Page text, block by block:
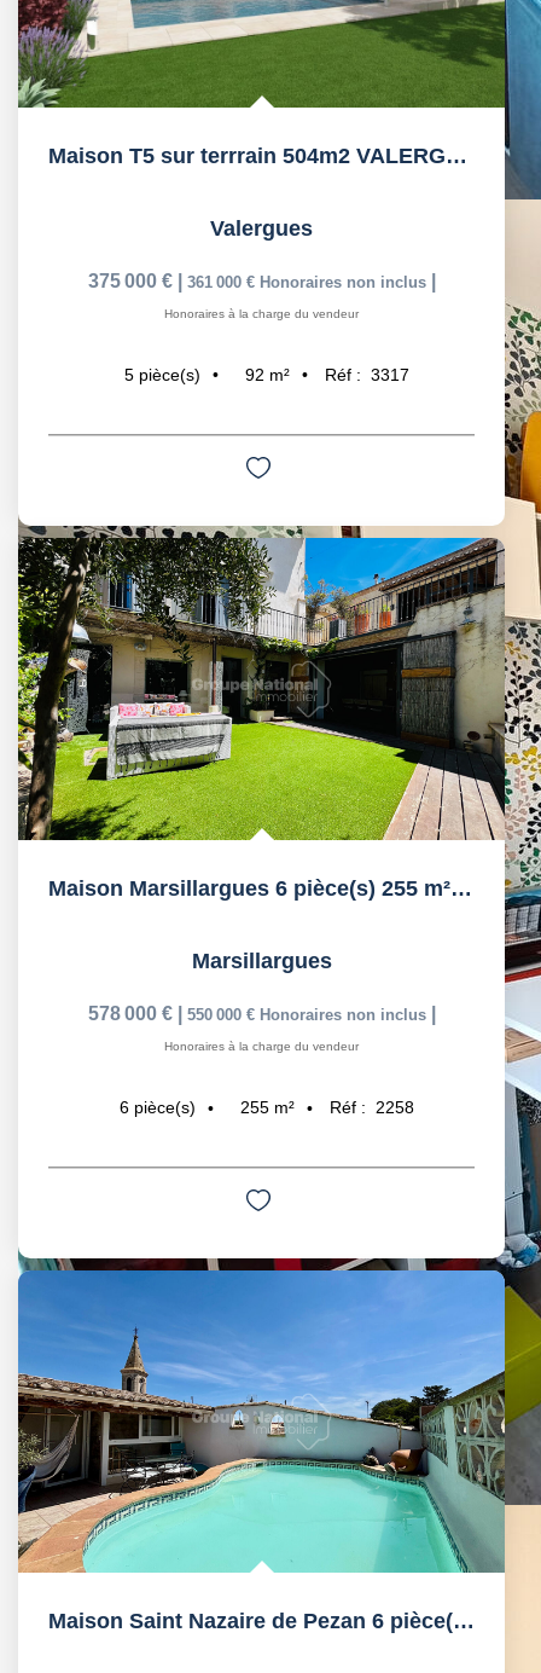
Maison T5 sur terrrain 504m2 VALERGUES
Valergues
375 000 € 361 000 € Honoraires non inclus
Honoraires à la charge du vendeur
5 pièce(s) 92 m² Réf : 3317
Maison Marsillargues 6 pièce(s) 255 m² + garage
Marsillargues
578 000 € 550 000 € Honoraires non inclus
Honoraires à la charge du vendeur
6 pièce(s) 255 m² Réf : 2258
Maison Saint Nazaire de Pezan 6 pièce(s) 117 m2 avec...